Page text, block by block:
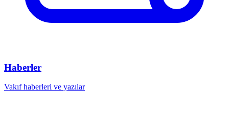
Haberler
Vakıf haberleri ve yazılar